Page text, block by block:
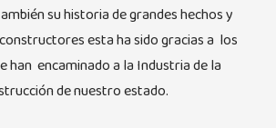
su historia de grandes hechos y
esta ha sido gracias a los
han encaminado a la Industria de la
de nuestro estado.